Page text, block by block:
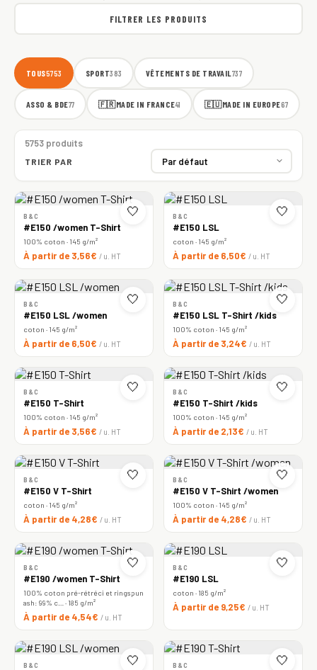
FILTRER LES PRODUITS
TOUS5753 SPORT383 VÊTEMENTS DE TRAVAIL737
ASSO & BDE77 🇫🇷MADE IN FRANCE41 🇪🇺MADE IN EUROPE67
5753 produits
TRIER PAR
🤍
B&C
#E150 /women T-Shirt
100% coton · 145 g/m²
À partir de 3,56€ / u. HT
🤍
B&C
#E150 LSL
coton · 145 g/m²
À partir de 6,50€ / u. HT
🤍
B&C
#E150 LSL /women
coton · 145 g/m²
À partir de 6,50€ / u. HT
🤍
B&C
#E150 LSL T-Shirt /kids
100% coton · 145 g/m²
À partir de 3,24€ / u. HT
🤍
B&C
#E150 T-Shirt
100% coton · 145 g/m²
À partir de 3,56€ / u. HT
🤍
B&C
#E150 T-Shirt /kids
100% coton · 145 g/m²
À partir de 2,13€ / u. HT
🤍
B&C
#E150 V T-Shirt
coton · 145 g/m²
À partir de 4,28€ / u. HT
🤍
B&C
#E150 V T-Shirt /women
100% coton · 145 g/m²
À partir de 4,28€ / u. HT
🤍
B&C
#E190 /women T-Shirt
100% coton pré-rétréci et ringspun
ash: 99% c… · 185 g/m²
À partir de 4,54€ / u. HT
🤍
B&C
#E190 LSL
coton · 185 g/m²
À partir de 9,25€ / u. HT
🤍
B&C 🤍
B&C